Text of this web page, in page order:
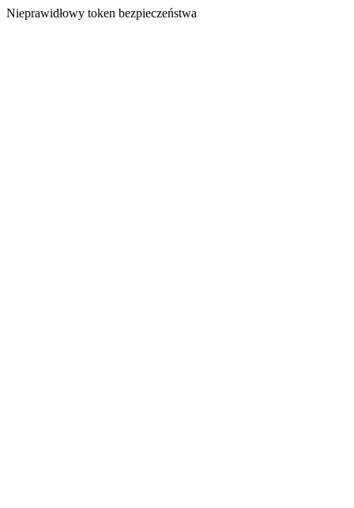
Nieprawidłowy token bezpieczeństwa